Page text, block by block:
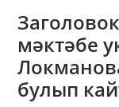
мәктәбе
булып